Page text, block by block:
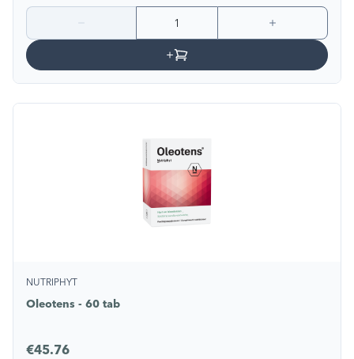
NUTRIPHYT
Oleotens - 60 tab
€45.76